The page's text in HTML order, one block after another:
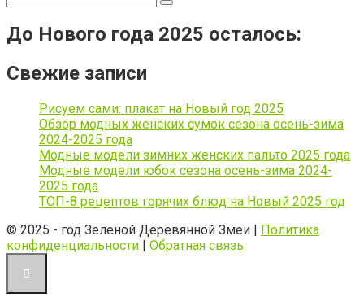
До Нового года 2025 осталось:
Свежие записи
Рисуем сами: плакат на Новый год 2025
Обзор модных женских сумок сезона осень-зима
2024-2025 года
Модные модели зимних женских пальто 2025 года
Модные модели юбок сезона осень-зима 2024-
2025 года
ТОП-8 рецептов горячих блюд на Новый 2025 год
© 2025 - год Зеленой Деревянной Змеи |
Политика
конфиденциальности
Обратная связь